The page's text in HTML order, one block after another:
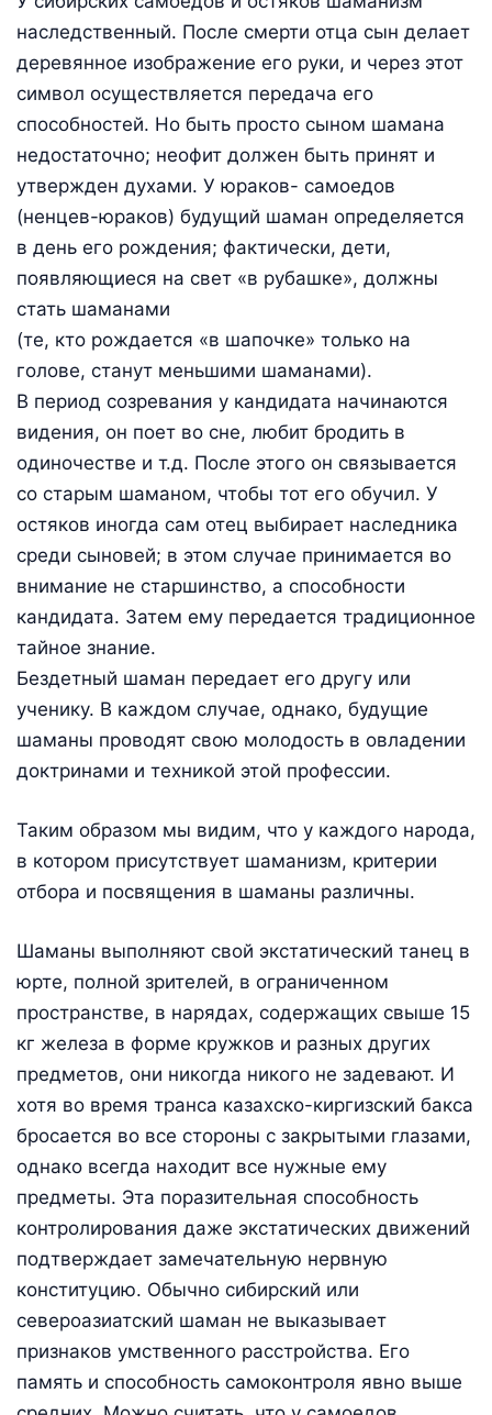
наследственный. После смерти отца сын делает
деревянное изображение его руки, и через этот
символ осуществляется передача его
способностей. Но быть просто сыном шамана
недостаточно; неофит должен быть принят и
утвержден духами. У юраков- самоедов
(ненцев-юраков) будущий шаман определяется
в день его рождения; фактически, дети,
появляющиеся на свет «в рубашке», должны
стать шаманами
(те, кто рождается «в шапочке» только на
голове, станут меньшими шаманами).
В период созревания у кандидата начинаются
видения, он поет во сне, любит бродить в
одиночестве и т.д. После этого он связывается
со старым шаманом, чтобы тот его обучил. У
остяков иногда сам отец выбирает наследника
среди сыновей; в этом случае принимается во
внимание не старшинство, а способности
кандидата. Затем ему передается традиционное
тайное знание.
Бездетный шаман передает его другу или
ученику. В каждом случае, однако, будущие
шаманы проводят свою молодость в овладении
доктринами и техникой этой профессии.
Таким образом мы видим, что у каждого народа,
в котором присутствует шаманизм, критерии
отбора и посвящения в шаманы различны.
Шаманы выполняют свой экстатический танец в
юрте, полной зрителей, в ограниченном
пространстве, в нарядах, содержащих свыше 15
кг железа в форме кружков и разных других
предметов, они никогда никого не задевают. И
хотя во время транса казахско-киргизский бакса
бросается во все стороны с закрытыми глазами,
однако всегда находит все нужные ему
предметы. Эта поразительная способность
контролирования даже экстатических движений
подтверждает замечательную нервную
конституцию. Обычно сибирский или
североазиатский шаман не выказывает
признаков умственного расстройства. Его
память и способность самоконтроля явно выше